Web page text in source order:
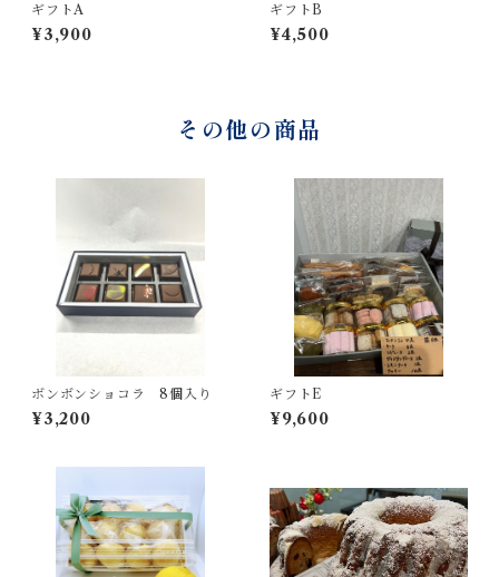
ギフトA
¥3,900
ギフトB
¥4,500
その他の商品
ボンボンショコラ 8個入り
¥3,200
ギフトE
¥9,600